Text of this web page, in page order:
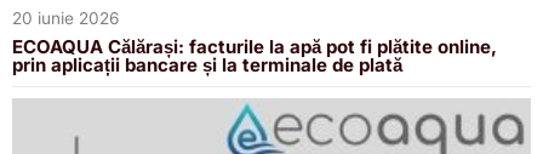
20 iunie 2026
ECOAQUA Călărași: facturile la apă pot fi plătite online,
prin aplicații bancare și la terminale de plată